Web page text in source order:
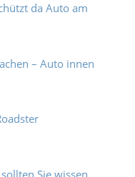
da Auto am
– Auto innen
Sie wissen